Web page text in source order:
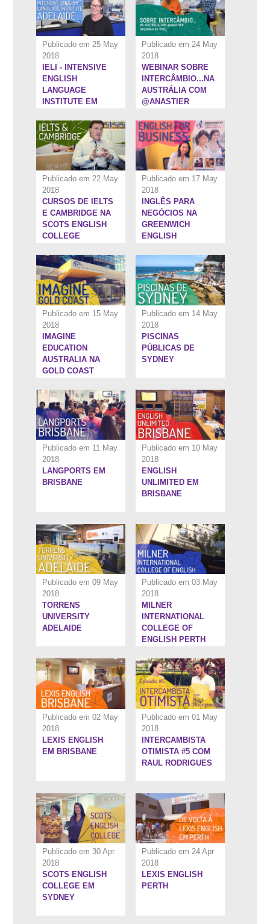
Publicado em 25 May
2018
IELI - INTENSIVE
ENGLISH
LANGUAGE
INSTITUTE EM
Publicado em 24 May
2018
WEBINAR SOBRE
INTERCÂMBIO...NA
AUSTRÁLIA COM
@ANASTIER
Publicado em 22 May
2018
CURSOS DE IELTS
E CAMBRIDGE NA
SCOTS ENGLISH
COLLEGE
Publicado em 17 May
2018
5:41''
INGLÊS PARA
NEGÓCIOS NA
GREENWICH
ENGLISH
Publicado em 15 May
2018
7:34''
IMAGINE
EDUCATION
AUSTRALIA NA
GOLD COAST
Publicado em 14 May
2018
PISCINAS
PÚBLICAS DE
SYDNEY
Publicado em 11 May
2018
LANGPORTS EM
BRISBANE
Publicado em 10 May
2018
ENGLISH
UNLIMITED EM
BRISBANE
Publicado em 09 May
2018
TORRENS
UNIVERSITY
ADELAIDE
Publicado em 03 May
2018
6:37''
MILNER
INTERNATIONAL
COLLEGE OF
ENGLISH PERTH
Publicado em 02 May
2018
LEXIS ENGLISH
EM BRISBANE
Publicado em 01 May
2018
7:46''
INTERCAMBISTA
OTIMISTA #5 COM
RAUL RODRIGUES
Publicado em 30 Apr
2018
SCOTS ENGLISH
COLLEGE EM
SYDNEY
Publicado em 24 Apr
2018
5:44''
LEXIS ENGLISH
PERTH